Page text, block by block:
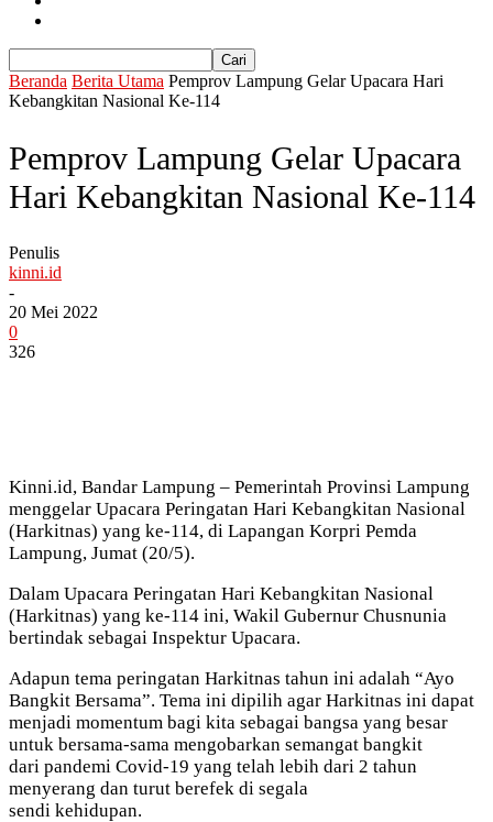
Beranda Berita Utama Pemprov Lampung Gelar Upacara Hari
Kebangkitan Nasional Ke-114
Pemprov Lampung Gelar Upacara
Hari Kebangkitan Nasional Ke-114
Penulis
kinni.id
-
20 Mei 2022
0
326
Kinni.id, Bandar Lampung – Pemerintah Provinsi Lampung
menggelar Upacara Peringatan Hari Kebangkitan Nasional
(Harkitnas) yang ke-114, di Lapangan Korpri Pemda
Lampung, Jumat (20/5).
Dalam Upacara Peringatan Hari Kebangkitan Nasional
(Harkitnas) yang ke-114 ini, Wakil Gubernur Chusnunia
bertindak sebagai Inspektur Upacara.
Adapun tema peringatan Harkitnas tahun ini adalah “Ayo
Bangkit Bersama”. Tema ini dipilih agar Harkitnas ini dapat
menjadi momentum bagi kita sebagai bangsa yang besar
untuk bersama-sama mengobarkan semangat bangkit
dari pandemi Covid-19 yang telah lebih dari 2 tahun
menyerang dan turut berefek di segala
sendi kehidupan.